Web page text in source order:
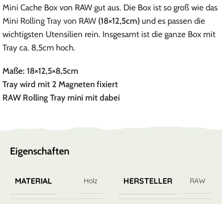
Mini Cache Box von RAW gut aus. Die Box ist so groß wie das
Mini Rolling Tray von RAW (18×12,5cm) und es passen die
wichtigsten Utensilien rein. Insgesamt ist die ganze Box mit
Tray ca. 8,5cm hoch.
Maße: 18×12,5×8,5cm
Tray wird mit 2 Magneten fixiert
RAW Rolling Tray mini mit dabei
Eigenschaften
MATERIAL Holz HERSTELLER RAW